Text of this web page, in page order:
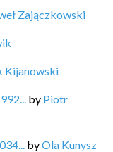
Zajączkowski
Kijanowski
by Piotr
byOla Kunysz